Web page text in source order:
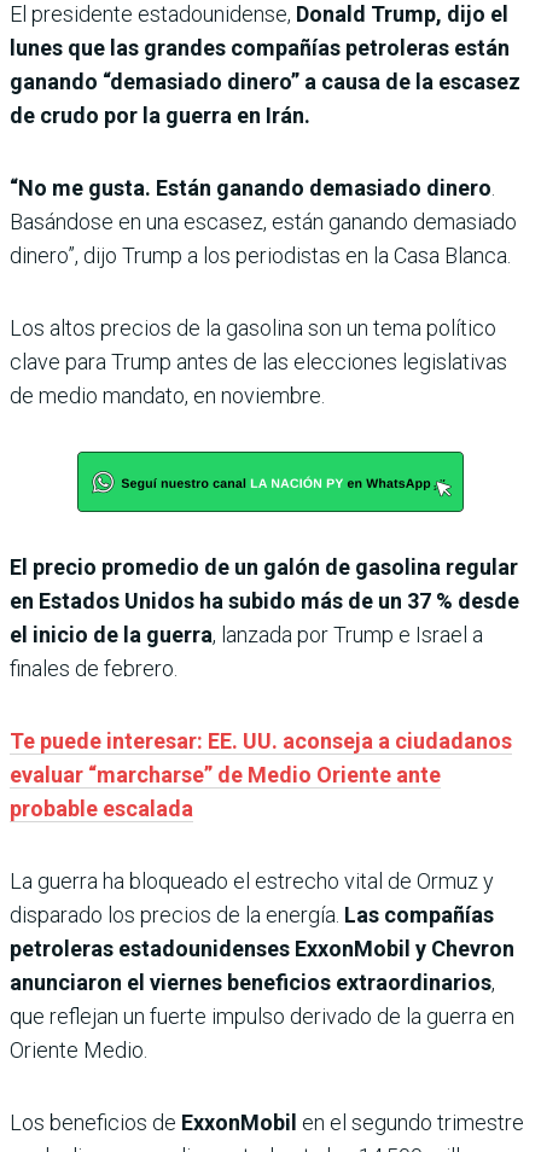
El presidente estadounidense, Donald Trump, dijo el
lunes que las grandes compañías petroleras están
ganando “demasiado dinero” a causa de la escasez
de crudo por la guerra en Irán.
“No me gusta. Están ganando demasiado dinero.
Basándose en una escasez, están ganando demasiado
dinero”, dijo Trump a los periodistas en la Casa Blanca.
Los altos precios de la gasolina son un tema político
clave para Trump antes de las elecciones legislativas
de medio mandato, en noviembre.
El precio promedio de un galón de gasolina regular
en Estados Unidos ha subido más de un 37 % desde
el inicio de la guerra, lanzada por Trump e Israel a
finales de febrero.
Te puede interesar: EE. UU. aconseja a ciudadanos
evaluar “marcharse” de Medio Oriente ante
probable escalada
La guerra ha bloqueado el estrecho vital de Ormuz y
disparado los precios de la energía. Las compañías
petroleras estadounidenses ExxonMobil y Chevron
anunciaron el viernes beneficios extraordinarios,
que reflejan un fuerte impulso derivado de la guerra en
Oriente Medio.
Los beneficios de ExxonMobil en el segundo trimestre